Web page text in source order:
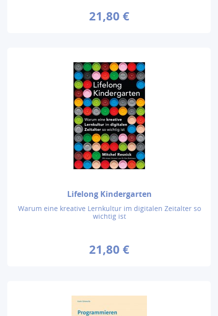
21,80 €
Lifelong Kindergarten
Warum eine kreative Lernkultur im digitalen Zeitalter so
wichtig ist
21,80 €